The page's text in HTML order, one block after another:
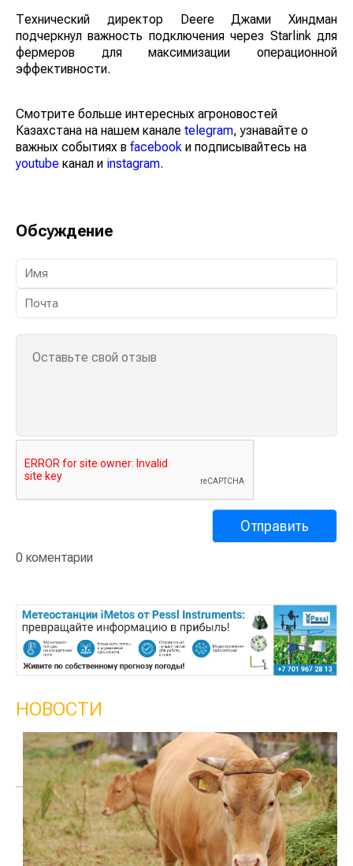
Технический директор Deere Джами Хиндман
подчеркнул важность подключения через Starlink для
фермеров для максимизации операционной
эффективности.
Смотрите больше интересных агроновостей
Казахстана на нашем канале telegram, узнавайте о
важных событиях в facebook и подписывайтесь на
youtube канал и instagram.
Обсуждение
0 коментарии
НОВОСТИ